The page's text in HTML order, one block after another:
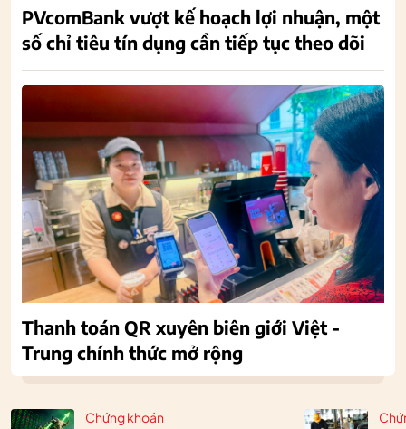
Chứng khoán
PVcomBank vượt kế hoạch lợi nhuận, một
số chỉ tiêu tín dụng cần tiếp tục theo dõi
Thanh toán QR xuyên biên giới Việt -
Trung chính thức mở rộng